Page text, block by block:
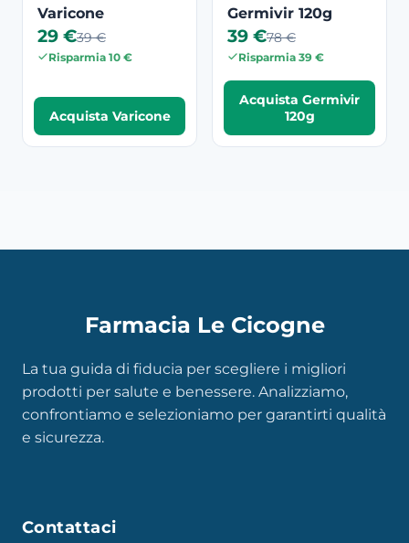
Varicone
29 €39 €
Risparmia 10 €
Acquista Varicone
Germivir 120g
39 €78 €
Risparmia 39 €
Acquista Germivir
120g
Farmacia Le Cicogne
La tua guida di fiducia per scegliere i migliori
prodotti per salute e benessere. Analizziamo,
confrontiamo e selezioniamo per garantirti qualità
e sicurezza.
Contattaci